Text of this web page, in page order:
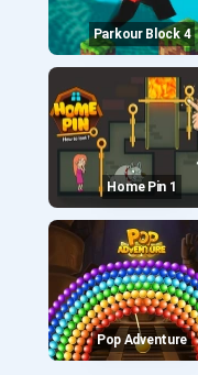
Parkour Block 4
Home Pin 1
Pop Adventure